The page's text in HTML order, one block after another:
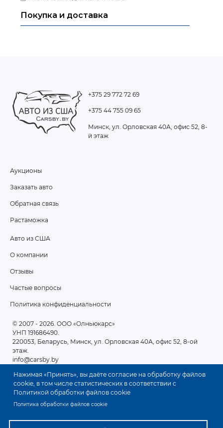
Нажимая «Принять», вы даёте согласие на обработку файлов
cookie, в том числе статистических в соответствии с
Политикой обработки файлов cookie
Политика обработки файлов cookie
+375 29 772 72 69
+375 44 755 09 65
Минск, ул. Орловская 40А, офис 52, 8-
й этаж
FOOTER
MENU
Аукционы
Заказать авто
Обратная связь
Растаможка
2
Авто из США
О компании
Отзывы
Частые вопросы
Политика конфиденциальности
© 2007 - 2026 . ООО «Олньюкарс»
УНП 191686490.
220053, Беларусь, Минск, ул. Орловская 40А, офис 52, 8-ой
этаж.
info@carsby.by